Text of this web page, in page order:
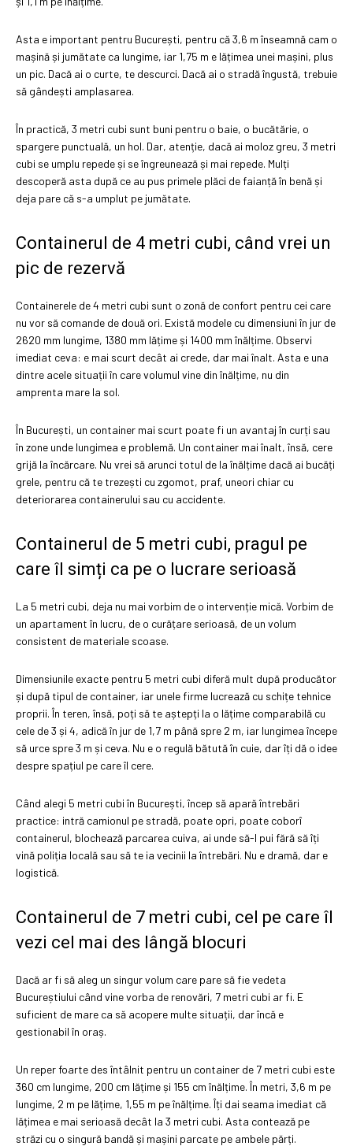
Asta e important pentru București, pentru că 3,6 m înseamnă cam o
mașină și jumătate ca lungime, iar 1,75 m e lățimea unei mașini, plus
un pic. Dacă ai o curte, te descurci. Dacă ai o stradă îngustă, trebuie
să gândești amplasarea.
În practică, 3 metri cubi sunt buni pentru o baie, o bucătărie, o
spargere punctuală, un hol. Dar, atenție, dacă ai moloz greu, 3 metri
cubi se umplu repede și se îngreunează și mai repede. Mulți
descoperă asta după ce au pus primele plăci de faianță în benă și
deja pare că s-a umplut pe jumătate.
Containerul de 4 metri cubi, când vrei un
pic de rezervă
Containerele de 4 metri cubi sunt o zonă de confort pentru cei care
nu vor să comande de două ori. Există modele cu dimensiuni în jur de
2620 mm lungime, 1380 mm lățime și 1400 mm înălțime. Observi
imediat ceva: e mai scurt decât ai crede, dar mai înalt. Asta e una
dintre acele situații în care volumul vine din înălțime, nu din
amprenta mare la sol.
În București, un container mai scurt poate fi un avantaj în curți sau
în zone unde lungimea e problemă. Un container mai înalt, însă, cere
grijă la încărcare. Nu vrei să arunci totul de la înălțime dacă ai bucăți
grele, pentru că te trezești cu zgomot, praf, uneori chiar cu
deteriorarea containerului sau cu accidente.
Containerul de 5 metri cubi, pragul pe
care îl simți ca pe o lucrare serioasă
La 5 metri cubi, deja nu mai vorbim de o intervenție mică. Vorbim de
un apartament în lucru, de o curățare serioasă, de un volum
consistent de materiale scoase.
Dimensiunile exacte pentru 5 metri cubi diferă mult după producător
și după tipul de container, iar unele firme lucrează cu schițe tehnice
proprii. În teren, însă, poți să te aștepți la o lățime comparabilă cu
cele de 3 și 4, adică în jur de 1,7 m până spre 2 m, iar lungimea începe
să urce spre 3 m și ceva. Nu e o regulă bătută în cuie, dar îți dă o idee
despre spațiul pe care îl cere.
Când alegi 5 metri cubi în București, încep să apară întrebări
practice: intră camionul pe stradă, poate opri, poate coborî
containerul, blochează parcarea cuiva, ai unde să-l pui fără să îți
vină poliția locală sau să te ia vecinii la întrebări. Nu e dramă, dar e
logistică.
Containerul de 7 metri cubi, cel pe care îl
vezi cel mai des lângă blocuri
Dacă ar fi să aleg un singur volum care pare să fie vedeta
Bucureștiului când vine vorba de renovări, 7 metri cubi ar fi. E
suficient de mare ca să acopere multe situații, dar încă e
gestionabil în oraș.
Un reper foarte des întâlnit pentru un container de 7 metri cubi este
360 cm lungime, 200 cm lățime și 155 cm înălțime. În metri, 3,6 m pe
lungime, 2 m pe lățime, 1,55 m pe înălțime. Îți dai seama imediat că
lățimea e mai serioasă decât la 3 metri cubi. Asta contează pe
străzi cu o singură bandă și mașini parcate pe ambele părți.